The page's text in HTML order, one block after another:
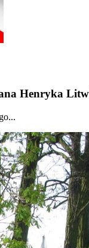
Henryka